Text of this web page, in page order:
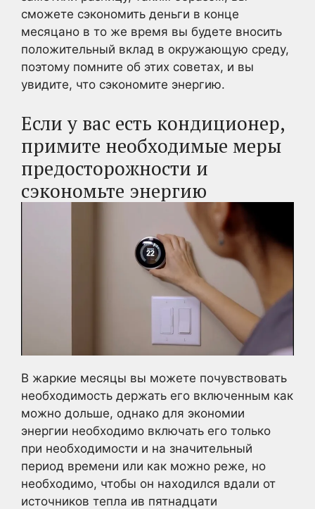
сможете сэкономить деньги в конце
месяцано в то же время вы будете вносить
положительный вклад в окружающую среду,
поэтому помните об этих советах, и вы
увидите, что сэкономите энергию.
Если у вас есть кондиционер,
примите необходимые меры
предосторожности и
сэкономьте энергию
В жаркие месяцы вы можете почувствовать
необходимость держать его включенным как
можно дольше, однако для экономии
энергии необходимо включать его только
при необходимости и на значительный
период времени или как можно реже, но
необходимо, чтобы он находился вдали от
источников тепла ив пятнадцати